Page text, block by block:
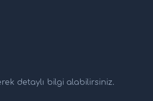
detaylı bilgi alabilirsiniz.